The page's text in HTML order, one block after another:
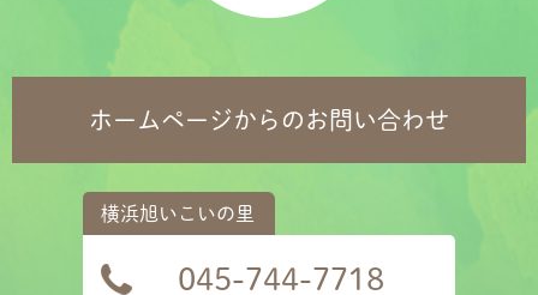
ホームページからのお問い合わせ
045-744-7718